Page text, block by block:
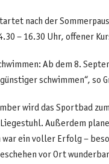
nach der
– 16.30 Uhr, offener
Ab dem 8.
schwimmen“, so
wird das Sportbad
Außerdem
ein voller Erfolg –
vor Ort